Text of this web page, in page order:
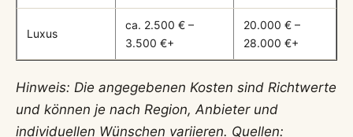
Luxus
ca. 2.500 € –
3.500 €+
20.000 € –
28.000 €+
Hinweis: Die angegebenen Kosten sind Richtwerte
und können je nach Region, Anbieter und
individuellen Wünschen variieren. Quellen: